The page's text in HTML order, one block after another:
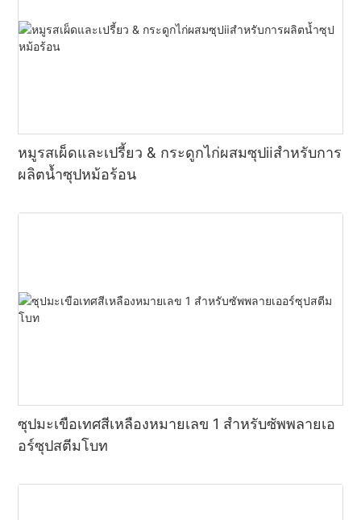
หมูรสเผ็ดและเปรี้ยว & กระดูกไก่ผสมซุปⅱสำหรับการ
ผลิตน้ำซุปหม้อร้อน
ซุปมะเขือเทศสีเหลืองหมายเลข 1 สำหรับซัพพลายเอ
อร์ซุปสตีมโบท